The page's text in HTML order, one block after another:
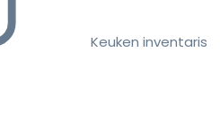
Keuken inventaris